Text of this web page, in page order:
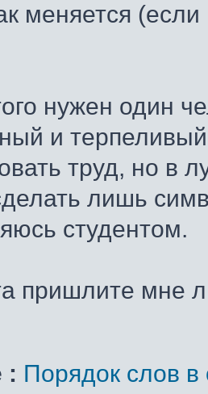
меняется
нужен один
и
труд, но в
лишь
студентом.
пришлите мне
: Порядок слов в